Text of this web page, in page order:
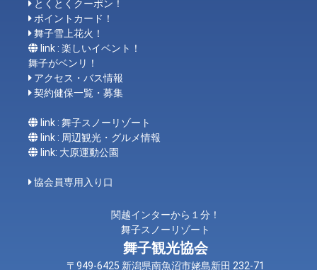
とくとくクーポン！
ポイントカード！
舞子雪上花火！
link : 楽しいイベント！
舞子がベンリ！
アクセス・バス情報
契約健保一覧・募集
link : 舞子スノーリゾート
link : 周辺観光・グルメ情報
link: 大原運動公園
協会員専用入り口
関越インターから１分！
舞子スノーリゾート
舞子観光協会
〒949-6425 新潟県南魚沼市姥島新田 232-71